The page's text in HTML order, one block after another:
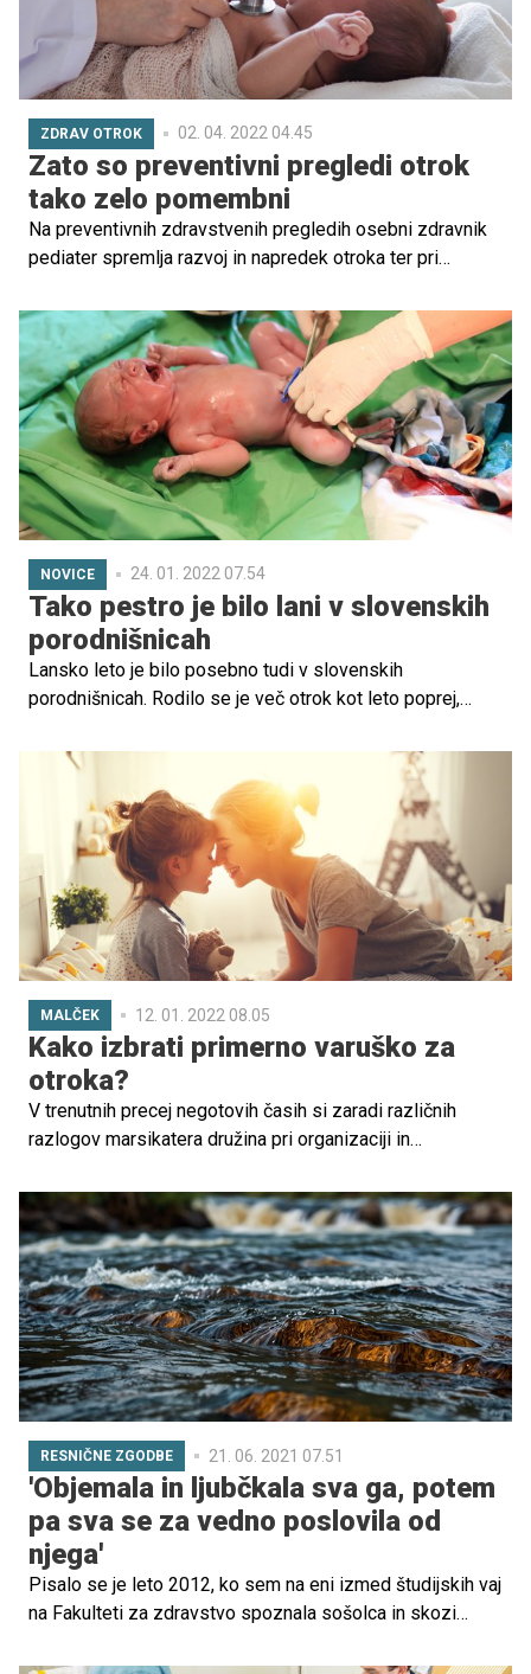
ZDRAV OTROK 02. 04. 2022 04.45
Zato so preventivni pregledi otrok
tako zelo pomembni
Na preventivnih zdravstvenih pregledih osebni zdravnik
pediater spremlja razvoj in napredek otroka ter pri
izključi morebitna odstopanja, ki so značilna kot
zdravstvene težave ali motnje v razvoju. Zato je
izjemnega pomena, da otroka redno vodite na
preventivne zdravstvene preglede, saj lahko v
nasprotnem morebitne težave ostanejo spregledane.
NOVICE 24. 01. 2022 07.54
Tako pestro je bilo lani v slovenskih
porodnišnicah
Lansko leto je bilo posebno tudi v slovenskih
porodnišnicah. Rodilo se je več otrok kot leto poprej,
vprašanji. Med drugim so jih skrbeli morebitni vplivi na
razvoj ploda ob okužbi, omejitveni pogoji, nošenje
zaščitnih mask, možnost spremljevalca pri porodu. V
porodnišnicah so se tako kot vselej trudili in poskrbeli za
udobje mamic in novorojenčkov, tako s skrbjo, nego in
pomočjo kot tudi s številnimi prenovami in
posodobitvami opreme.
MALČEK 12. 01. 2022 08.05
Kako izbrati primerno varuško za
otroka?
V trenutnih precej negotovih časih si zaradi različnih
razlogov marsikatera družina pri organizaciji in
A še preden se odločite za ta korak, je dobro vedeti, na
kaj morate biti pri izbiri varuške oziroma osebe, ki bo
pazila na vašega otroka (ali več otrok), pozorni. Pri tem z
lahkoto rečemo, da ne morete biti prezahtevni.
RESNIČNE ZGODBE 21. 06. 2021 07.51
'Objemala in ljubčkala sva ga, potem
pa sva se za vedno poslovila od
njega'
Pisalo se je leto 2012, ko sem na eni izmed študijskih vaj
na Fakulteti za zdravstvo spoznala sošolca in skozi